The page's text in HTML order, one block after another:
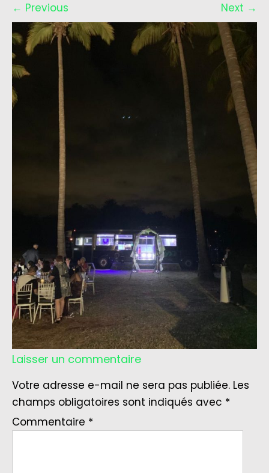
← Previous Next →
Laisser un commentaire
Votre adresse e-mail ne sera pas publiée. Les
champs obligatoires sont indiqués avec *
Commentaire *